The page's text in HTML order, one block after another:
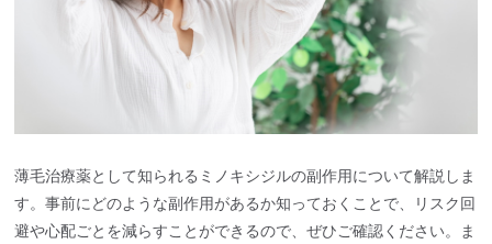
薄毛治療薬として知られるミノキシジルの副作用について解説しま
す。事前にどのような副作用があるか知っておくことで、リスク回
避や心配ごとを減らすことができるので、ぜひご確認ください。ま